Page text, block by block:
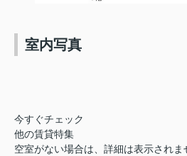
室内写真
今すぐチェック
他の賃貸特集
空室がない場合は、詳細は表示されま